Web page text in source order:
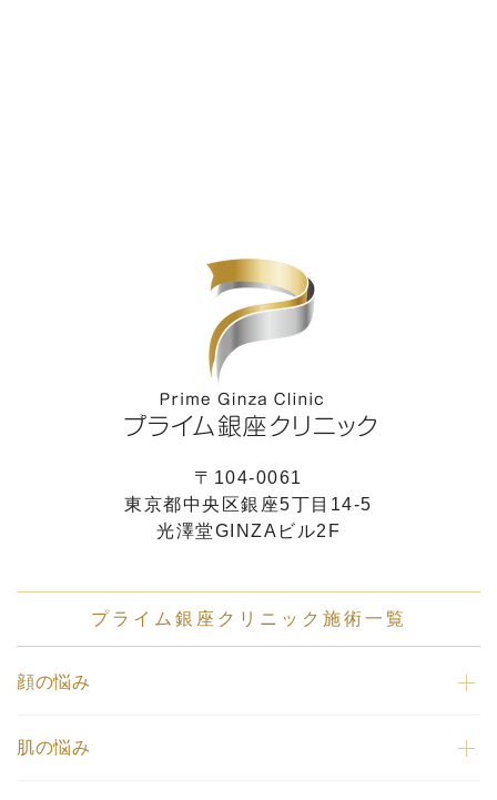
〒104-0061
東京都中央区銀座5丁目14-5
光澤堂GINZAビル2F
プライム銀座クリニック施術一覧
顔の悩み
肌の悩み